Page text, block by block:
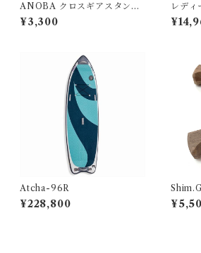
ANOBA クロスギアスタンド
SUS Ver.
¥3,300
レデ
Atcha-96R
¥228,800
ナット